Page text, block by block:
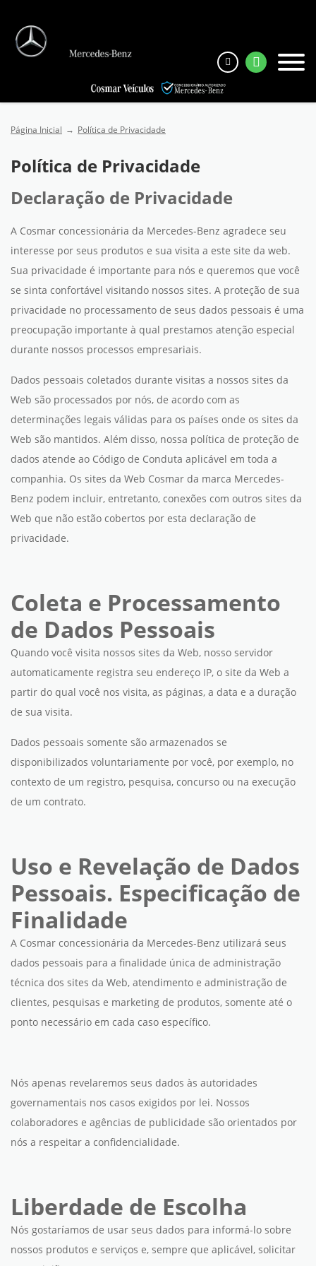
Página Inicial Política de Privacidade
Política de Privacidade
Declaração de Privacidade
A Cosmar concessionária da Mercedes-Benz agradece seu
interesse por seus produtos e sua visita a este site da web.
Sua privacidade é importante para nós e queremos que você
se sinta confortável visitando nossos sites. A proteção de sua
privacidade no processamento de seus dados pessoais é uma
preocupação importante à qual prestamos atenção especial
durante nossos processos empresariais.
Dados pessoais coletados durante visitas a nossos sites da
Web são processados por nós, de acordo com as
determinações legais válidas para os países onde os sites da
Web são mantidos. Além disso, nossa política de proteção de
dados atende ao Código de Conduta aplicável em toda a
companhia. Os sites da Web Cosmar da marca Mercedes-
Benz podem incluir, entretanto, conexões com outros sites da
Web que não estão cobertos por esta declaração de
privacidade.
Coleta e Processamento
de Dados Pessoais
Quando você visita nossos sites da Web, nosso servidor
automaticamente registra seu endereço IP, o site da Web a
partir do qual você nos visita, as páginas, a data e a duração
de sua visita.
Dados pessoais somente são armazenados se
disponibilizados voluntariamente por você, por exemplo, no
contexto de um registro, pesquisa, concurso ou na execução
de um contrato.
Uso e Revelação de Dados
Pessoais. Especificação de
Finalidade
A Cosmar concessionária da Mercedes-Benz utilizará seus
dados pessoais para a finalidade única de administração
técnica dos sites da Web, atendimento e administração de
clientes, pesquisas e marketing de produtos, somente até o
ponto necessário em cada caso específico.
Nós apenas revelaremos seus dados às autoridades
governamentais nos casos exigidos por lei. Nossos
colaboradores e agências de publicidade são orientados por
nós a respeitar a confidencialidade.
Liberdade de Escolha
Nós gostaríamos de usar seus dados para informá-lo sobre
nossos produtos e serviços e, sempre que aplicável, solicitar